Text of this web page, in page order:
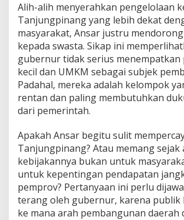
e
l
i
r
u
Alih-alih menyerahkan pengelolaan
Tanjungpinang yang lebih dekat
masyarakat, Ansar justru
kepada swasta. Sikap ini
gubernur tidak serius menempatkan
kecil dan UMKM sebagai subjek
Padahal, mereka adalah kelompok
rentan dan paling membutuhkan
dari pemerintah.
Apakah Ansar begitu sulit
Tanjungpinang? Atau memang sejak
kebijakannya bukan untuk
untuk kepentingan pendapatan
pemprov? Pertanyaan ini perlu
terang oleh gubernur, karena publik
ke mana arah pembangunan daerah